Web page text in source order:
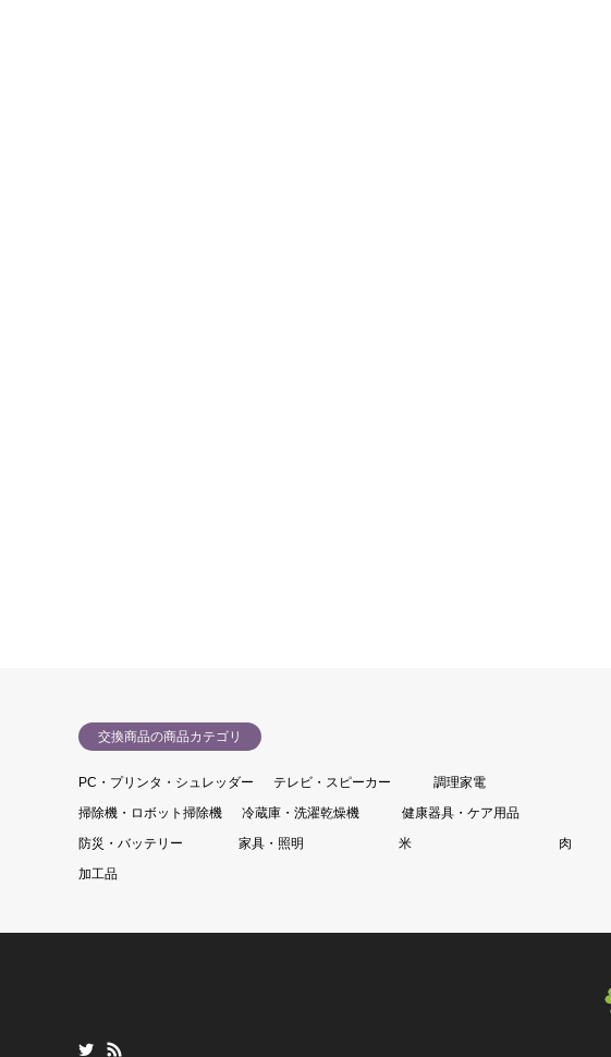
交換商品の商品カテゴリ
PC・プリンタ・シュレッダー テレビ・スピーカー
調理家電
掃除機・ロボット掃除機
冷蔵庫・洗濯乾燥機
健康器具・ケア用品
防災・バッテリー
家具・照明 米
肉
加工品